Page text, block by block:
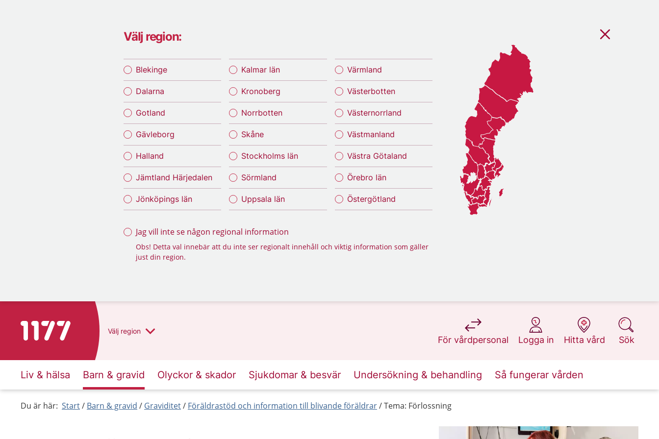
Välj region:
Blekinge
Dalarna
Gotland
Gävleborg
Halland
Jämtland Härjedalen
Jönköpings län
Kalmar län
Kronoberg
Norrbotten
Skåne
Stockholms län
Sörmland
Uppsala län
Värmland
Västerbotten
Västernorrland
Västmanland
Västra Götaland
Örebro län
Östergötland
Jag vill inte se någon regional information
Obs! Detta val innebär att du inte ser regionalt innehåll och viktig information som gäller
just din region.
Till startsidan för 1177 Välj region
För vårdpersonal
på 1177.se
Logga in
på 1177.se
Hitta vård
på 1177.se
Sök
på 1177.se
Liv & hälsa Barn & gravid Olyckor & skador Sjukdomar & besvär Undersökning & behandling Så fungerar vården
Du är här: Start Barn & gravid Graviditet Föräldrastöd och information till blivande föräldrar Tema: Förlossning